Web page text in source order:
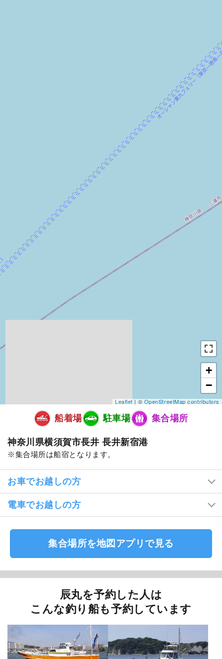
+
−
Leaflet| ©OpenStreetMap contributors
船着場 駐車場 集合場所
神奈川県横須賀市長井 長井新宿港
集合場所は船宿となります。
お車でお越しの方
電車でお越しの方
集合場所を地図アプリで見る
辰丸を予約した人は
こんな釣り船も予約しています